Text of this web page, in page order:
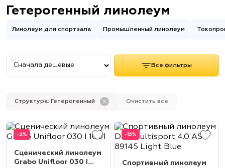
Гетерогенный линолеум
Линолеум для спортзала Промышленный линолеум
Все фильтры
Структура: Гетерогенный Очистить все
-2%
Сценический линолеум
Grabo Unifloor 030 I
-15%
Спортивный линолеум